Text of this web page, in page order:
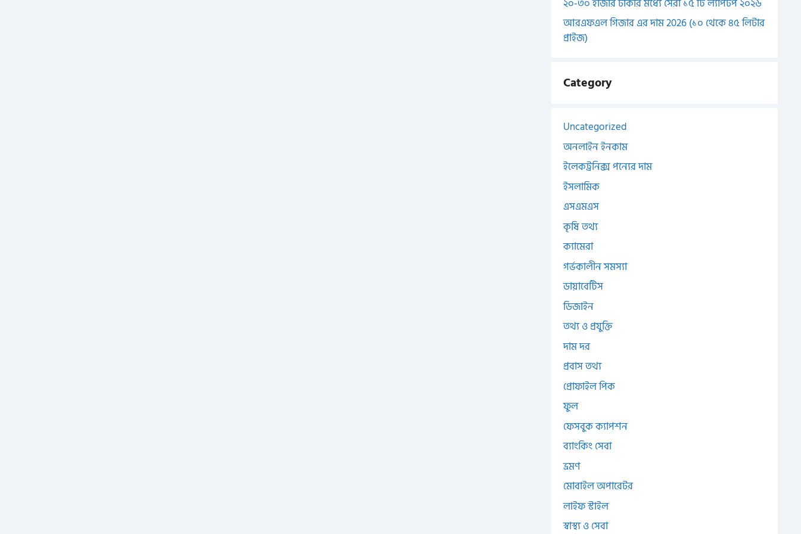
আরএফএল গিজার এর দাম 2026 (১০ থেকে ৪৫ লিটার
প্রাইজ)
Category
Uncategorized
অনলাইন ইনকাম
ইলেকট্রনিক্স পন্যের দাম
ইসলামিক
এসএমএস
কৃষি তথ্য
ক্যামেরা
গর্ভকালীন সমস্যা
ডায়াবেটিস
ডিজাইন
তথ্য ও প্রযুক্তি
দাম দর
প্রবাস তথ্য
প্রোফাইল পিক
ফুল
ফেসবুক ক্যাপশন
ব্যাংকিং সেবা
ভ্রমণ
মোবাইল অপারেটর
লাইফ স্টাইল
স্বাস্থ্য ও সেবা